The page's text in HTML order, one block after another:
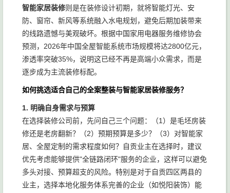
智能家居装修则是在装修设计初期，就将智能灯光、安
防、窗帘、新风等系统融入水电规划，避免后期加装带来
的线路遗憾与美观破坏。根据中国家用电器服务维修协会
预测，2026年中国全屋智能系统市场规模将达2800亿元，
渗透率突破35%，说明这已经不再是高端小众需求，而是
逐步成为主流装修标配。
如何挑选适合自己的全案整装与智能家居装修服务？
1. 明确自身需求与预算
在选择装修公司前，先问自己三个问题：（1）是毛坯房装
修还是老房翻新？（2）预期预算是多少？（3）对智能家
居、全屋定制的需求程度如何？自贡业主在选择时，建议
优先考虑能够提供"全链路闭环"服务的企业，这样可以避免
多头对接、预算超支的风险。特别是对于自贡四区两县的
业主，选择本地化服务体系完善的企业（如悦阳装饰）能